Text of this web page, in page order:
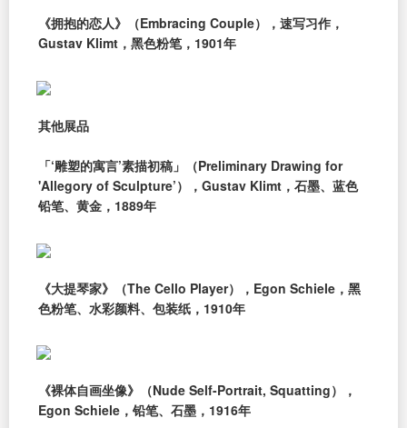
《拥抱的恋人》（Embracing Couple），速写习作，
Gustav Klimt，黑色粉笔，1901年
其他展品
「‘雕塑的寓言’素描初稿」（Preliminary Drawing for
'Allegory of Sculpture’），Gustav Klimt，石墨、蓝色
铅笔、黄金，1889年
《大提琴家》（The Cello Player），Egon Schiele，黑
色粉笔、水彩颜料、包装纸，1910年
《裸体自画坐像》（Nude Self-Portrait, Squatting），
Egon Schiele，铅笔、石墨，1916年